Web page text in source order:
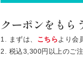
クーポンをもら
1. まずは、 こちらより会
2. 税込3,300円以上のご